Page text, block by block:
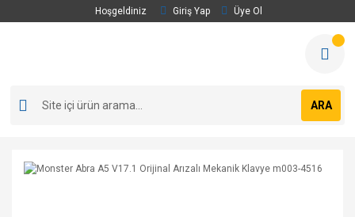
Hoşgeldiniz Giriş Yap Üye Ol
ARA